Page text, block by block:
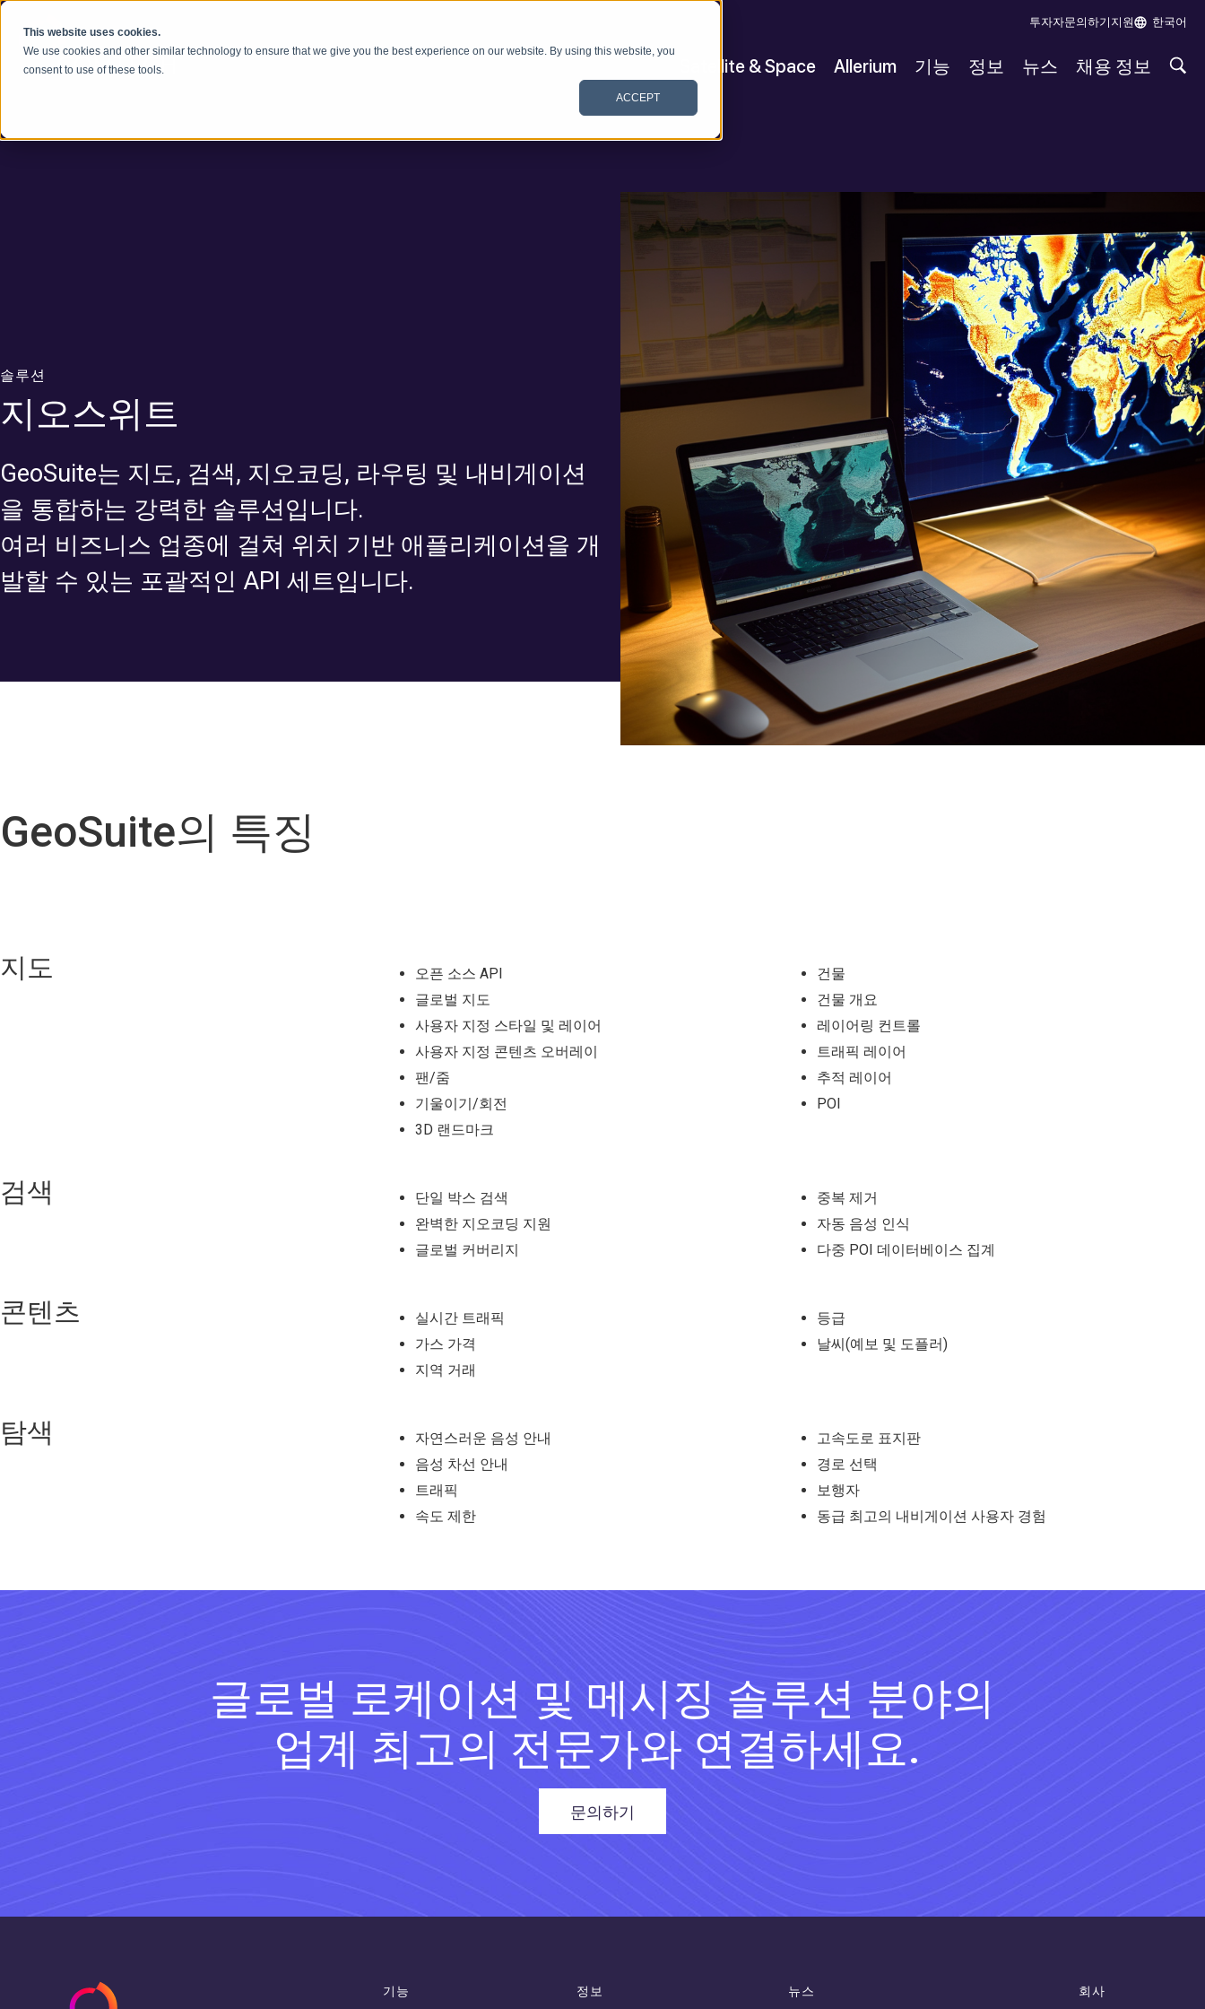
This website uses cookies.
We use cookies and other similar technology to ensure that we give you the best experience on our website. By using this website, you
consent to use of these tools.
ACCEPT
콘텐츠로 건너뛰기
투자자문의하기 지원 한국어
Satellite & Space Allerium 기능 정보 뉴스 채용 정보
솔루션
지오스위트
GeoSuite는 지도, 검색, 지오코딩, 라우팅 및 내비게이션
을 통합하는 강력한 솔루션입니다.
여러 비즈니스 업종에 걸쳐 위치 기반 애플리케이션을 개
발할 수 있는 포괄적인 API 세트입니다.
GeoSuite의 특징
지도
오픈 소스 API
글로벌 지도
사용자 지정 스타일 및 레이어
사용자 지정 콘텐츠 오버레이
팬/줌
기울이기/회전
3D 랜드마크
건물
건물 개요
레이어링 컨트롤
트래픽 레이어
추적 레이어
POI
검색
단일 박스 검색
완벽한 지오코딩 지원
글로벌 커버리지
중복 제거
자동 음성 인식
다중 POI 데이터베이스 집계
콘텐츠
실시간 트래픽
가스 가격
지역 거래
등급
날씨(예보 및 도플러)
탐색
자연스러운 음성 안내
음성 차선 안내
트래픽
속도 제한
고속도로 표지판
경로 선택
보행자
동급 최고의 내비게이션 사용자 경험
글로벌 로케이션 및 메시징 솔루션 분야의
업계 최고의 전문가와 연결하세요.
문의하기
기능 정보 뉴스 회사